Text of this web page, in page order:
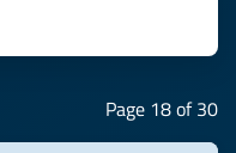
Page 18 of 30